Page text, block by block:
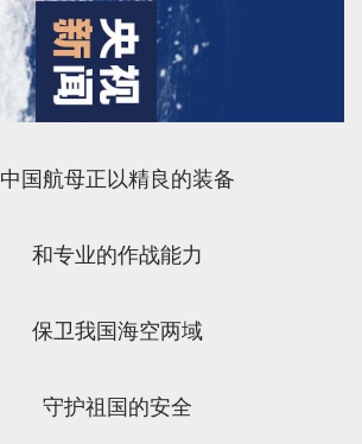
中国航母正以精良的装备
和专业的作战能力
保卫我国海空两域
守护祖国的安全